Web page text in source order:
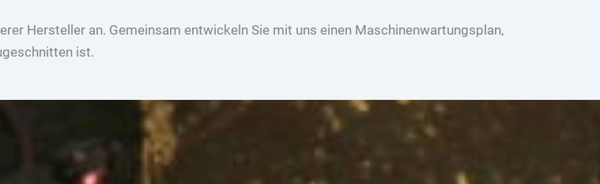
Hersteller an. Gemeinsam entwickeln Sie mit uns einen Maschinenwartungsplan,
ist.